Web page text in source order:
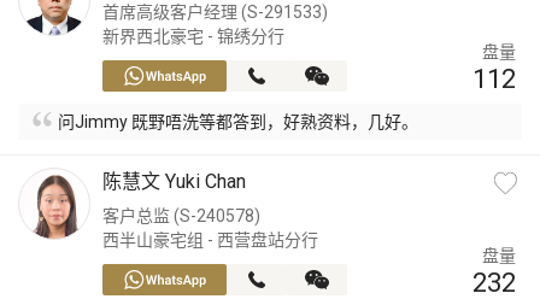
首席高级客户经理 (S-291533)
新界西北豪宅 - 锦绣分行
问Jimmy 既野唔洗等都答到，好熟资料，几好。
盘量
112
陈慧文 Yuki Chan
客户总监 (S-240578)
西半山豪宅组 - 西营盘站分行
盘量
232